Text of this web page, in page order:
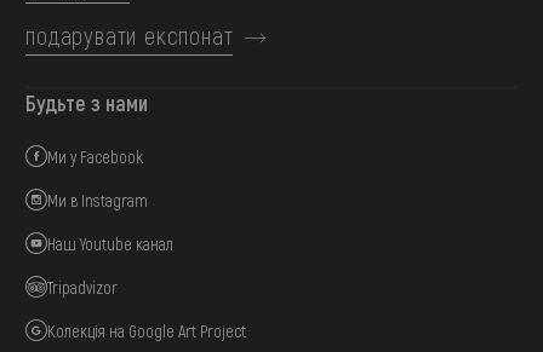
подарувати експонат
Будьте з нами
Ми у Facebook
Ми в Instagram
Наш Youtube канал
Tripadvizor
Колекція на Google Art Project